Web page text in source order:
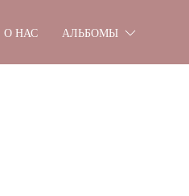
О НАС АЛЬБОМЫ